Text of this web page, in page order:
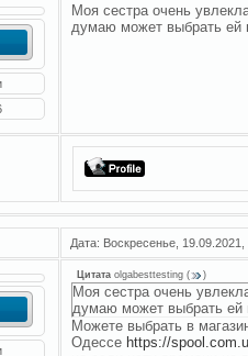
Моя сестра очень
думаю может выбрать
Дата: Воскресенье,
Цитата olgabesttesting ( )
Моя сестра очень
думаю может выбрать
Можете выбрать в
Одессе https://